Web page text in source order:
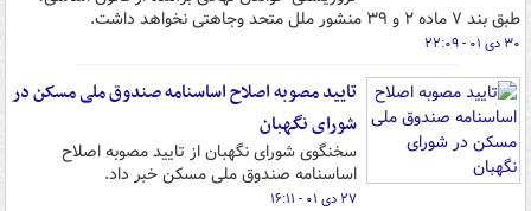
طبق بند ۷ ماده ۲ و ۳۹ منشور ملل متحد وجاهتی نخواهد داشت.
۳۰ دی ۰۱ - ۲۲:۰۹
تایید مصوبه اصلاح اساسنامه صندوق ملی مسکن در
شورای نگهبان
سخنگوی شورای نگهبان از تایید مصوبه اصلاح
اساسنامه صندوق ملی مسکن خبر داد.
۲۷ دی ۰۱ - ۱۶:۱۱